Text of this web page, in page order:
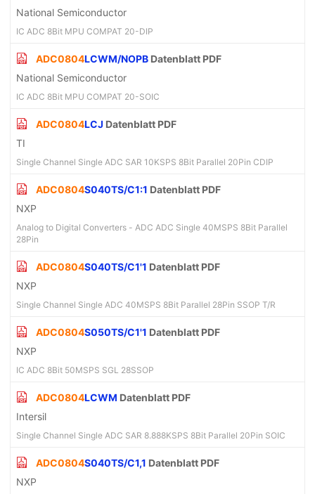
National Semiconductor
IC ADC 8Bit MPU COMPAT 20-DIP
ADC0804LCWM/NOPB Datenblatt PDF
National Semiconductor
IC ADC 8Bit MPU COMPAT 20-SOIC
ADC0804LCJ Datenblatt PDF
TI
Single Channel Single ADC SAR 10KSPS 8Bit Parallel 20Pin CDIP
ADC0804S040TS/C1:1 Datenblatt PDF
NXP
Analog to Digital Converters - ADC ADC Single 40MSPS 8Bit Parallel
28Pin
ADC0804S040TS/C1'1 Datenblatt PDF
NXP
Single Channel Single ADC 40MSPS 8Bit Parallel 28Pin SSOP T/R
ADC0804S050TS/C1'1 Datenblatt PDF
NXP
IC ADC 8Bit 50MSPS SGL 28SSOP
ADC0804LCWM Datenblatt PDF
Intersil
Single Channel Single ADC SAR 8.888KSPS 8Bit Parallel 20Pin SOIC
ADC0804S040TS/C1,1 Datenblatt PDF
NXP